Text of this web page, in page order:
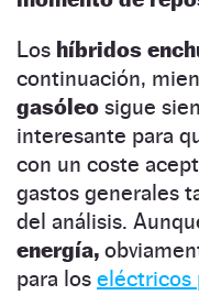
Los híbridos
continuación,
gasóleo sigue
interesante para
con un coste
gastos generales
del análisis.
energía,
para los eléctricos